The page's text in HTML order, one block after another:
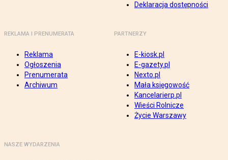
Deklaracja dostępności
REKLAMA I PRENUMERATA
Reklama
Ogłoszenia
Prenumerata
Archiwum
PARTNERZY
E-kiosk.pl
E-gazety.pl
Nexto.pl
Mała księgowość
Kancelarierp.pl
Wieści Rolnicze
Życie Warszawy
NASZE WYDARZENIA